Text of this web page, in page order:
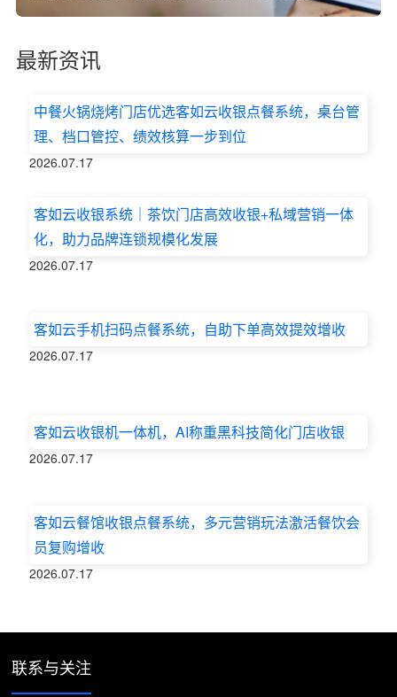
最新资讯
中餐火锅烧烤门店优选客如云收银点餐系统，桌台管
理、档口管控、绩效核算一步到位
2026.07.17
客如云收银系统｜茶饮门店高效收银+私域营销一体
化，助力品牌连锁规模化发展
2026.07.17
客如云手机扫码点餐系统，自助下单高效提效增收
2026.07.17
客如云收银机一体机，AI称重黑科技简化门店收银
2026.07.17
客如云餐馆收银点餐系统，多元营销玩法激活餐饮会
员复购增收
2026.07.17
联系与关注